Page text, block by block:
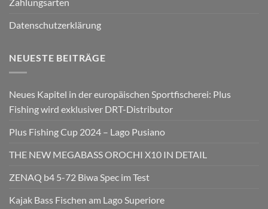
Zahlungsarten
Datenschutzerklärung
NEUESTE BEITRÄGE
Neues Kapitel in der europäischen Sportfischerei: Plus
Fishing wird exklusiver DRT-Distributor
Plus Fishing Cup 2024 – Lago Pusiano
THE NEW MEGABASS OROCHI X10 IN DETAIL
ZENAQ b4 5-72 Biwa Spec im Test
Kajak Bass Fischen am Lago Superiore